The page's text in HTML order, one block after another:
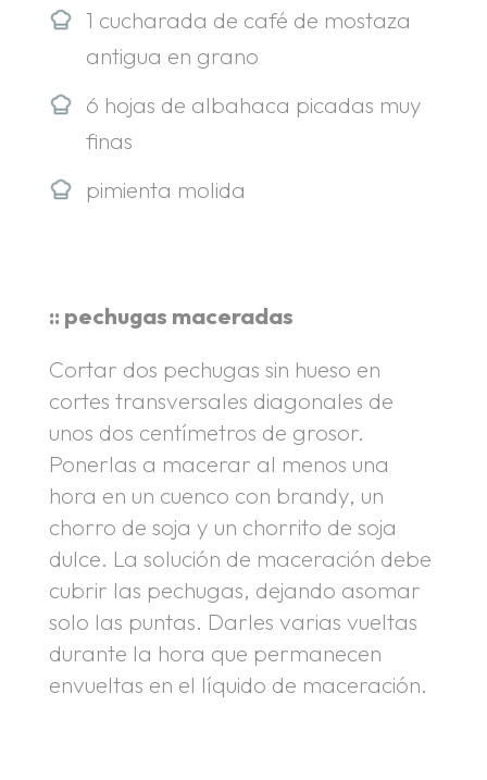
1 cucharada de café de mostaza
antigua en grano
6 hojas de albahaca picadas muy
finas
pimienta molida
:: pechugas maceradas
Cortar dos pechugas sin hueso en
cortes transversales diagonales de
unos dos centímetros de grosor.
Ponerlas a macerar al menos una
hora en un cuenco con brandy, un
chorro de soja y un chorrito de soja
dulce. La solución de maceración debe
cubrir las pechugas, dejando asomar
solo las puntas. Darles varias vueltas
durante la hora que permanecen
envueltas en el líquido de maceración.